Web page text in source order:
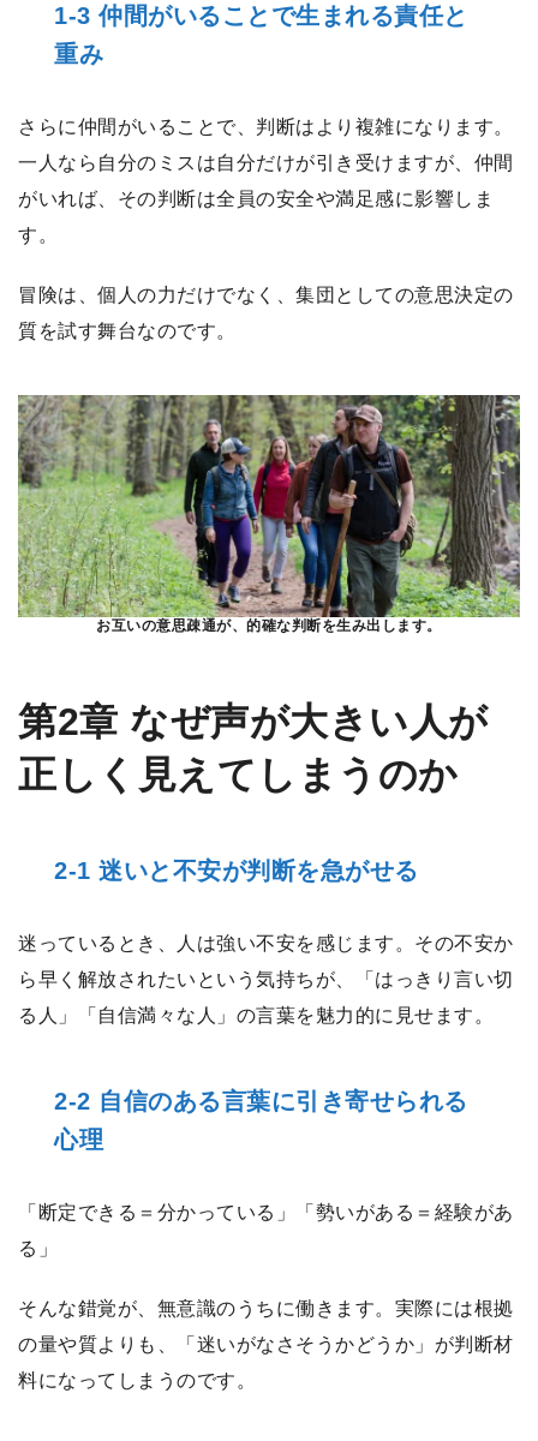
1-3 仲間がいることで生まれる責任と
重み
さらに仲間がいることで、判断はより複雑になります。
一人なら自分のミスは自分だけが引き受けますが、仲間
がいれば、その判断は全員の安全や満足感に影響しま
す。
冒険は、個人の力だけでなく、集団としての意思決定の
質を試す舞台なのです。
お互いの意思疎通が、的確な判断を生み出します。
第2章 なぜ声が大きい人が
正しく見えてしまうのか
2-1 迷いと不安が判断を急がせる
迷っているとき、人は強い不安を感じます。その不安か
ら早く解放されたいという気持ちが、「はっきり言い切
る人」「自信満々な人」の言葉を魅力的に見せます。
2-2 自信のある言葉に引き寄せられる
心理
「断定できる＝分かっている」「勢いがある＝経験があ
る」
そんな錯覚が、無意識のうちに働きます。実際には根拠
の量や質よりも、「迷いがなさそうかどうか」が判断材
料になってしまうのです。